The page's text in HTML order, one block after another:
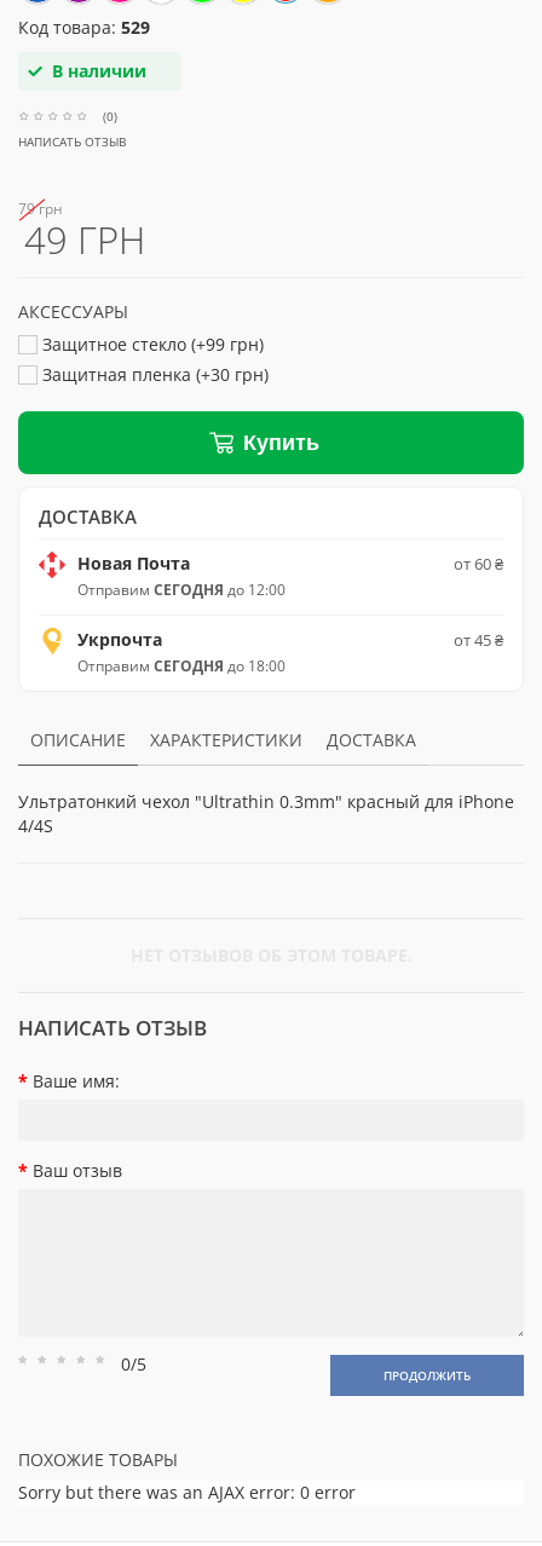
Код товара: 529
В наличии
(0)
НАПИСАТЬ ОТЗЫВ
79 грн
49 ГРН
АКСЕССУАРЫ
Защитное стекло (+99 грн)
Защитная пленка (+30 грн)
Купить
ДОСТАВКА
Новая Почта
Отправим СЕГОДНЯ до 12:00
от 60 ₴
Укрпочта
Отправим СЕГОДНЯ до 18:00
от 45 ₴
ОПИСАНИЕ ХАРАКТЕРИСТИКИ ДОСТАВКА
Ультратонкий чехол "Ultrathin 0.3mm" красный для iPhone
4/4S
НАПИСАТЬ ОТЗЫВ
Ваше имя:
Ваш отзыв
Рейтинг
Рейтинг
Рейтинг
Рейтинг
Рейтинг
0/5 ПРОДОЛЖИТЬ
ПОХОЖИЕ ТОВАРЫ
Sorry but there was an AJAX error: 0 error